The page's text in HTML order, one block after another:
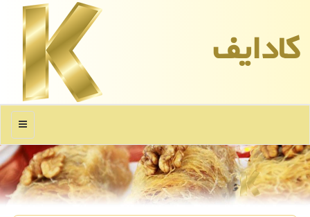
كادایف
منو